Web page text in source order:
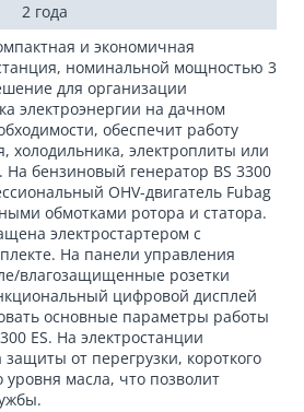
2 года
и экономичная
номинальной мощностью 3
для организации
электроэнергии на дачном
обеспечит работу
холодильника, электроплиты или
На бензиновый генератор BS 3300
OHV-двигатель Fubag
обмотками ротора и статора.
электростартером с
На панели управления
влагозащищенные розетки
цифровой дисплей
основные параметры работы
ES. На электростанции
защиты от перегрузки, короткого
масла, что позволит